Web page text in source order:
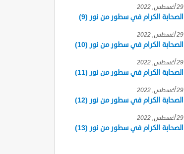
29 أغسطس, 2022
الصحابة الكرام في سطور من نور (9)
29 أغسطس, 2022
الصحابة الكرام في سطور من نور (10)
29 أغسطس, 2022
الصحابة الكرام في سطور من نور (11)
29 أغسطس, 2022
الصحابة الكرام في سطور من نور (12)
29 أغسطس, 2022
الصحابة الكرام في سطور من نور (13)